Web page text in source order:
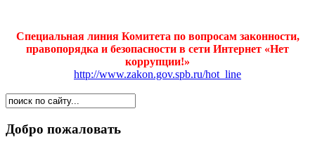
Специальная линия Комитета по вопросам законности,
правопорядка и безопасности в сети Интернет «Нет
коррупции!»
http://www.zakon.gov.spb.ru/hot_line
Добро пожаловать